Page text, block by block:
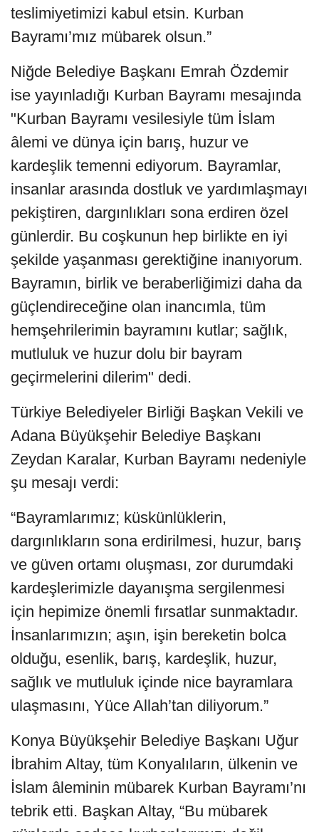
teslimiyetimizi kabul etsin. Kurban
Bayramı’mız mübarek olsun.”
Niğde Belediye Başkanı Emrah Özdemir
ise yayınladığı Kurban Bayramı mesajında
"Kurban Bayramı vesilesiyle tüm İslam
âlemi ve dünya için barış, huzur ve
kardeşlik temenni ediyorum. Bayramlar,
insanlar arasında dostluk ve yardımlaşmayı
pekiştiren, dargınlıkları sona erdiren özel
günlerdir. Bu coşkunun hep birlikte en iyi
şekilde yaşanması gerektiğine inanıyorum.
Bayramın, birlik ve beraberliğimizi daha da
güçlendireceğine olan inancımla, tüm
hemşehrilerimin bayramını kutlar; sağlık,
mutluluk ve huzur dolu bir bayram
geçirmelerini dilerim" dedi.
Türkiye Belediyeler Birliği Başkan Vekili ve
Adana Büyükşehir Belediye Başkanı
Zeydan Karalar, Kurban Bayramı nedeniyle
şu mesajı verdi:
“Bayramlarımız; küskünlüklerin,
dargınlıkların sona erdirilmesi, huzur, barış
ve güven ortamı oluşması, zor durumdaki
kardeşlerimizle dayanışma sergilenmesi
için hepimize önemli fırsatlar sunmaktadır.
İnsanlarımızın; aşın, işin bereketin bolca
olduğu, esenlik, barış, kardeşlik, huzur,
sağlık ve mutluluk içinde nice bayramlara
ulaşmasını, Yüce Allah’tan diliyorum.”
Konya Büyükşehir Belediye Başkanı Uğur
İbrahim Altay, tüm Konyalıların, ülkenin ve
İslam âleminin mübarek Kurban Bayramı’nı
tebrik etti. Başkan Altay, “Bu mübarek